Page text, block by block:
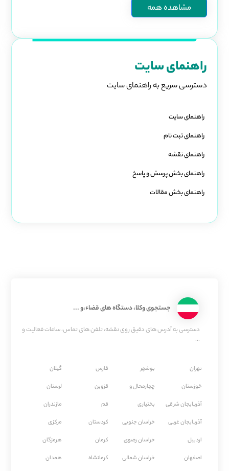
مشاهده همه
راهنمای سایت
دسترسی سریع به راهنمای سایت
راهنمای سایت
راهنمای ثبت نام
راهنمای نقشه
راهنمای بخش پرسش و پاسخ
راهنمای بخش مقالات
جستجوی وکلا، دستگاه های قضاء،و ...
دسترسی به آدرس های دقیق روی نقشه، تلفن های تماس، ساعات فعالیت و
...
تهران
خوزستان
آذربایجان شرقی
آذربایجان غربی
اردبیل
اصفهان
بوشهر
چهارمحال و
بختیاری
خراسان جنوبی
خراسان رضوی
خراسان شمالی
فارس
قزوین
قم
كردستان
كرمان
كرمانشاه
گیلان
لرستان
مازندران
مركزی
هرمزگان
همدان